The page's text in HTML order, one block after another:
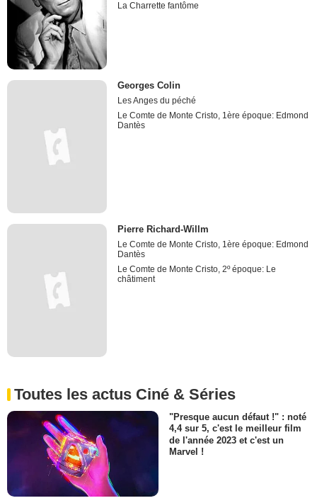
La Charrette fantôme
Georges Colin
Les Anges du péché
Le Comte de Monte Cristo, 1ère époque: Edmond
Dantès
Pierre Richard-Willm
Le Comte de Monte Cristo, 1ère époque: Edmond
Dantès
Le Comte de Monte Cristo, 2º époque: Le
châtiment
Toutes les actus Ciné & Séries
"Presque aucun défaut !" : noté
4,4 sur 5, c'est le meilleur film
de l'année 2023 et c'est un
Marvel !